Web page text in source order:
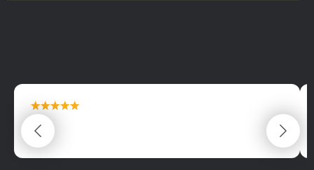
maximální spokojenost
22.06.2025